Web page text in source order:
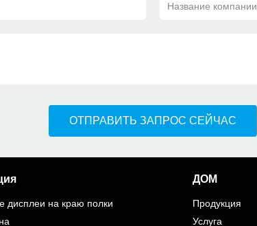
Название компании
ОТПРАВИТЬ ЗАПРОС СЕЙЧАС
дисплеи на краю полки
ДОМ
Продукция
Услуга